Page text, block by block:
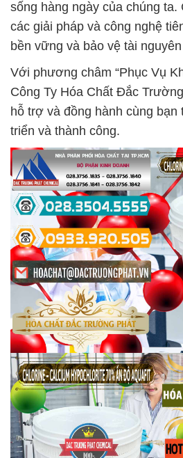
sống hàng ngày của chúng ta.
các giải pháp và công nghệ
bền vững và bảo vệ tài
Với phương châm “Phục Vụ
Công Ty Hóa Chất Đắc
hỗ trợ và đồng hành cùng bạn
triển và thành công.